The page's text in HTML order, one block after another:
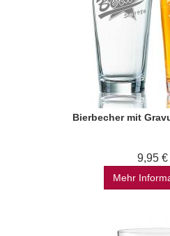
Bierbecher mit
9,95 €
Mehr